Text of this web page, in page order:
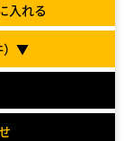
入れる
）▼